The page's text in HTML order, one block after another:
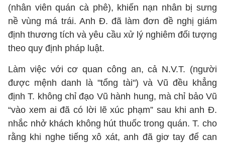
(nhân viên quán cà phê), khiến nạn nhân bị sưng
nề vùng má trái. Anh Đ. đã làm đơn đề nghị giám
định thương tích và yêu cầu xử lý nghiêm đối tượng
theo quy định pháp luật.
Làm việc với cơ quan công an, cả N.V.T. (người
được mệnh danh là "tổng tài") và Vũ đều khẳng
định T. không chỉ đạo Vũ hành hung, mà chỉ bảo Vũ
“vào xem ai đã có lời lẽ xúc phạm” sau khi anh Đ.
nhắc nhở khách không hút thuốc trong quán. T. cho
rằng khi nghe tiếng xô xát, anh đã giơ tay để can